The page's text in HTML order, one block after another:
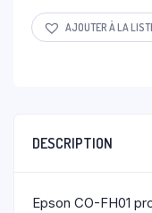
AJOUTER À LA
DESCRIPTION
Epson CO-FH01